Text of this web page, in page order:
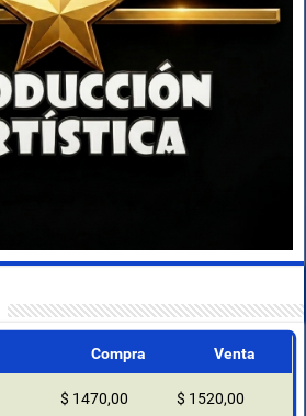
Compra Venta
$ 1470,00 $ 1520,00